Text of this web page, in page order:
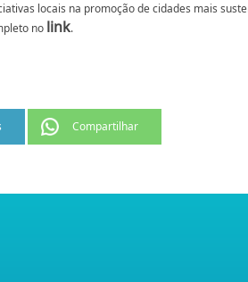
locais na promoção de cidades mais
no link.
Compartilhar